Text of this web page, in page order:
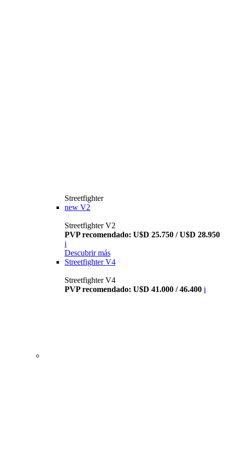
Streetfighter
new V2
Streetfighter V2
PVP recomendado: U$D 25.750 / U$D 28.950
i
Descubrir más
Streetfighter V4
Streetfighter V4
PVP recomendado: U$D 41.000 / 46.400 i